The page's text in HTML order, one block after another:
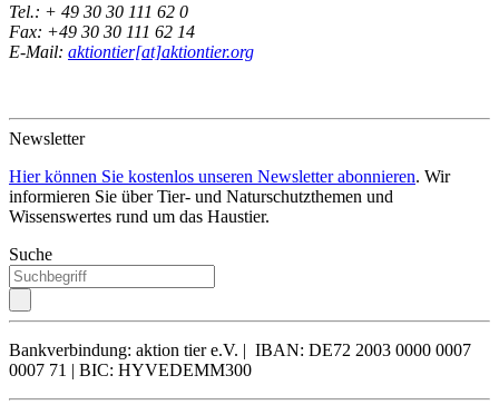
Tel.: + 49 30 30 111 62 0
Fax: +49 30 30 111 62 14
E-Mail: aktiontier[at]aktiontier.org
Newsletter
Hier können Sie kostenlos unseren Newsletter abonnieren. Wir
informieren Sie über Tier- und Naturschutzthemen und
Wissenswertes rund um das Haustier.
Suche
Bankverbindung: aktion tier e.V. | IBAN: DE72 2003 0000 0007
0007 71 | BIC: HYVEDEMM300